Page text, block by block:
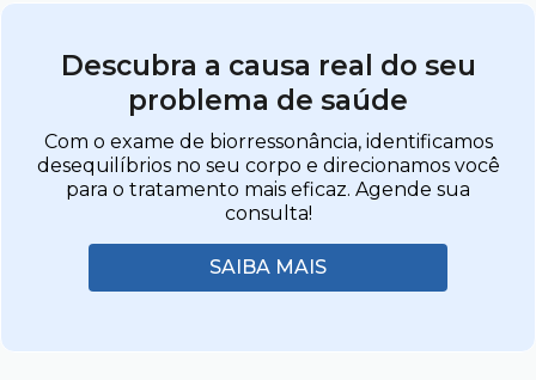
Descubra a causa real do seu
problema de saúde
Com o exame de biorressonância, identificamos
desequilíbrios no seu corpo e direcionamos você
para o tratamento mais eficaz. Agende sua
consulta!
SAIBA MAIS